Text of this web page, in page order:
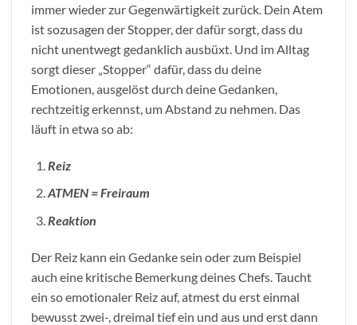
immer wieder zur Gegenwärtigkeit zurück. Dein Atem
ist sozusagen der Stopper, der dafür sorgt, dass du
nicht unentwegt gedanklich ausbüxt. Und im Alltag
sorgt dieser „Stopper“ dafür, dass du deine
Emotionen, ausgelöst durch deine Gedanken,
rechtzeitig erkennst, um Abstand zu nehmen. Das
läuft in etwa so ab:
Reiz
ATMEN = Freiraum
Reaktion
Der Reiz kann ein Gedanke sein oder zum Beispiel
auch eine kritische Bemerkung deines Chefs. Taucht
ein so emotionaler Reiz auf, atmest du erst einmal
bewusst zwei-, dreimal tief ein und aus und erst dann